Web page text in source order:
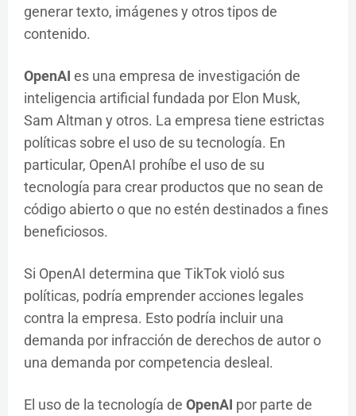
generar texto, imágenes y otros tipos de
contenido.
OpenAI es una empresa de investigación de
inteligencia artificial fundada por Elon Musk,
Sam Altman y otros. La empresa tiene estrictas
políticas sobre el uso de su tecnología. En
particular, OpenAI prohíbe el uso de su
tecnología para crear productos que no sean de
código abierto o que no estén destinados a fines
beneficiosos.
Si OpenAI determina que TikTok violó sus
políticas, podría emprender acciones legales
contra la empresa. Esto podría incluir una
demanda por infracción de derechos de autor o
una demanda por competencia desleal.
El uso de la tecnología de OpenAI por parte de